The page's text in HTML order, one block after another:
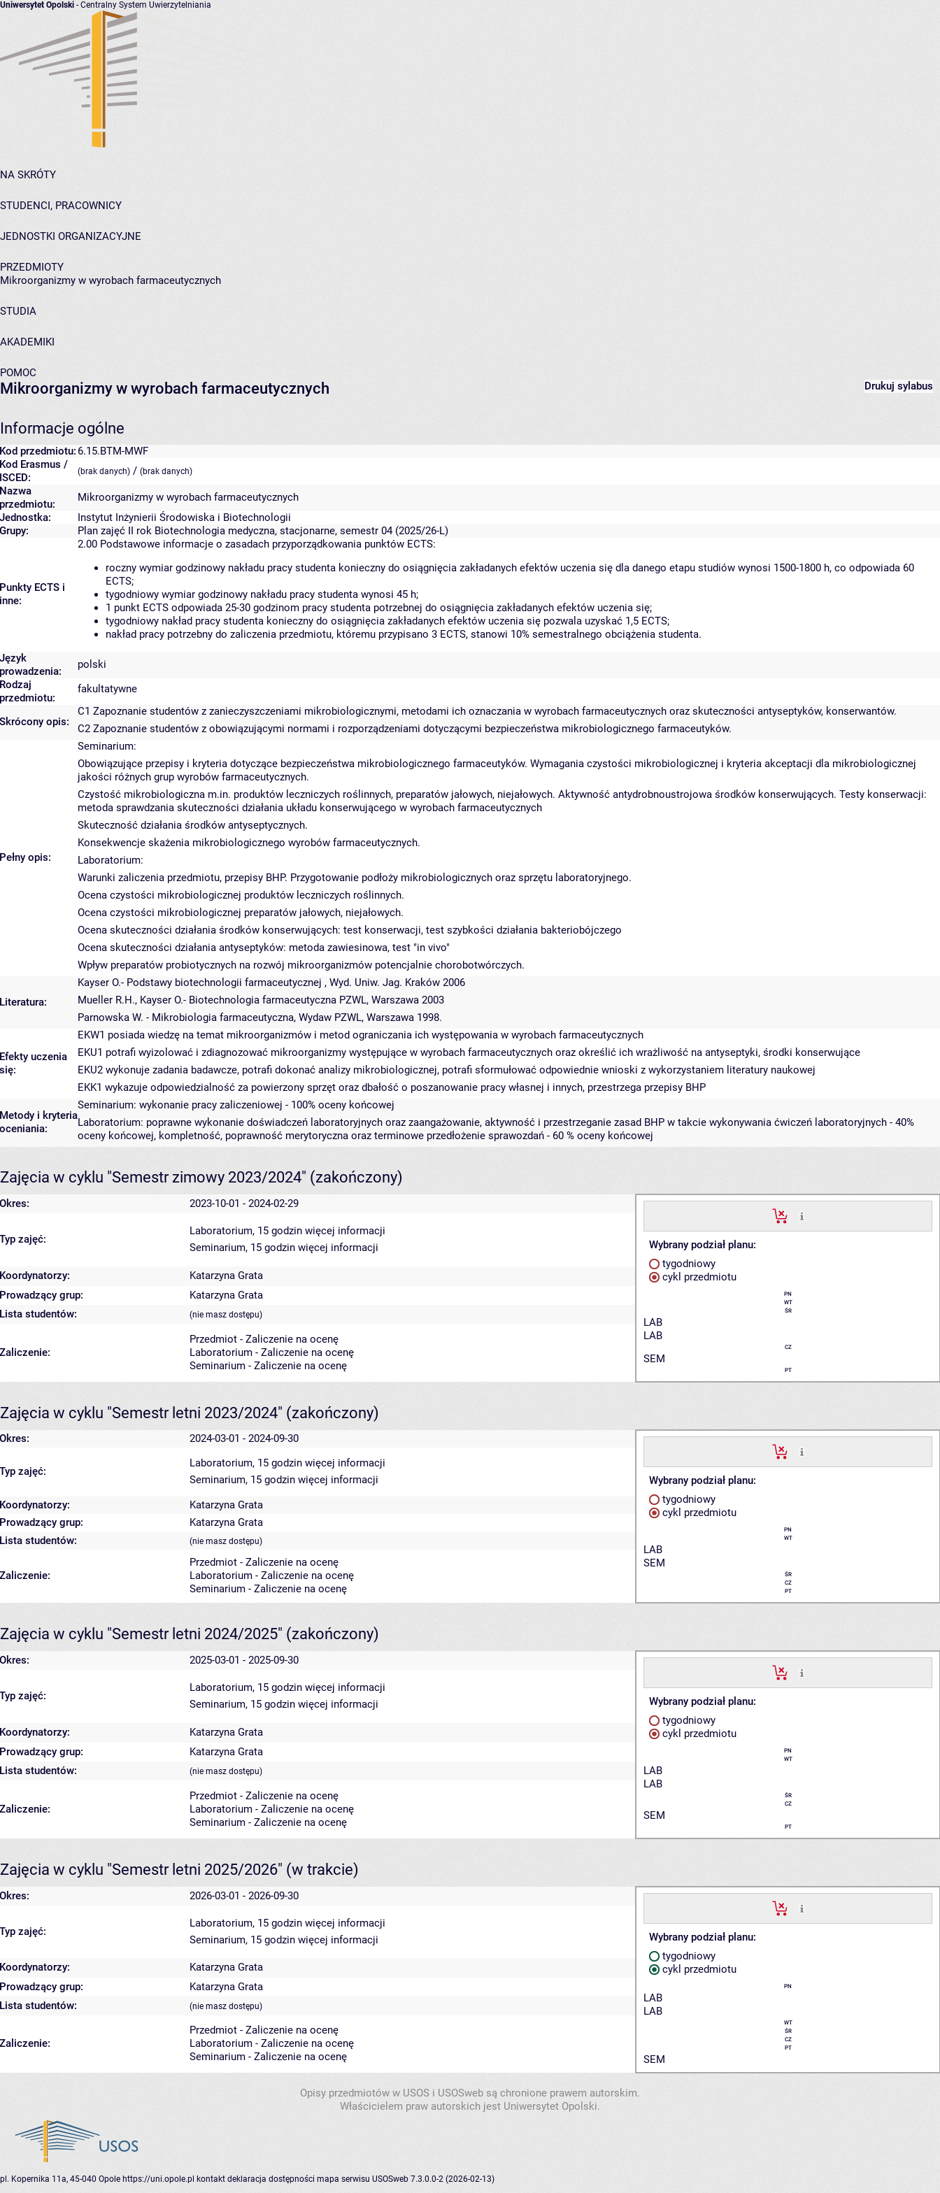
Uniwersytet Opolski - Centralny System Uwierzytelniania
NA SKRÓTY
STUDENCI, PRACOWNICY
JEDNOSTKI ORGANIZACYJNE
PRZEDMIOTY
Mikroorganizmy w wyrobach farmaceutycznych
STUDIA
AKADEMIKI
POMOC
Drukuj sylabus
Mikroorganizmy w wyrobach farmaceutycznych
Informacje ogólne
Kod przedmiotu: 6.15.BTM-MWF
Kod Erasmus /
ISCED:
(brak danych) / (brak danych)
Nazwa
przedmiotu:
Mikroorganizmy w wyrobach farmaceutycznych
Jednostka:
Instytut Inżynierii Środowiska i Biotechnologii
Grupy:
Plan zajęć II rok Biotechnologia medyczna, stacjonarne, semestr 04 (2025/26-L)
Punkty ECTS i
inne:
2.00 Podstawowe informacje o zasadach przyporządkowania punktów ECTS:
roczny wymiar godzinowy nakładu pracy studenta konieczny do osiągnięcia zakładanych efektów uczenia się dla danego etapu studiów wynosi 1500-1800 h, co odpowiada 60
ECTS;
tygodniowy wymiar godzinowy nakładu pracy studenta wynosi 45 h;
1 punkt ECTS odpowiada 25-30 godzinom pracy studenta potrzebnej do osiągnięcia zakładanych efektów uczenia się;
tygodniowy nakład pracy studenta konieczny do osiągnięcia zakładanych efektów uczenia się pozwala uzyskać 1,5 ECTS;
nakład pracy potrzebny do zaliczenia przedmiotu, któremu przypisano 3 ECTS, stanowi 10% semestralnego obciążenia studenta.
Język
prowadzenia:
polski
Rodzaj
przedmiotu:
fakultatywne
Skrócony opis:
C1 Zapoznanie studentów z zanieczyszczeniami mikrobiologicznymi, metodami ich oznaczania w wyrobach farmaceutycznych oraz skuteczności antyseptyków, konserwantów.
C2 Zapoznanie studentów z obowiązującymi normami i rozporządzeniami dotyczącymi bezpieczeństwa mikrobiologicznego farmaceutyków.
Pełny opis:
Seminarium:
Obowiązujące przepisy i kryteria dotyczące bezpieczeństwa mikrobiologicznego farmaceutyków. Wymagania czystości mikrobiologicznej i kryteria akceptacji dla mikrobiologicznej
jakości różnych grup wyrobów farmaceutycznych.
Czystość mikrobiologiczna m.in. produktów leczniczych roślinnych, preparatów jałowych, niejałowych. Aktywność antydrobnoustrojowa środków konserwujących. Testy konserwacji:
metoda sprawdzania skuteczności działania układu konserwującego w wyrobach farmaceutycznych
Skuteczność działania środków antyseptycznych.
Konsekwencje skażenia mikrobiologicznego wyrobów farmaceutycznych.
Laboratorium:
Warunki zaliczenia przedmiotu, przepisy BHP. Przygotowanie podłoży mikrobiologicznych oraz sprzętu laboratoryjnego.
Ocena czystości mikrobiologicznej produktów leczniczych roślinnych.
Ocena czystości mikrobiologicznej preparatów jałowych, niejałowych.
Ocena skuteczności działania środków konserwujących: test konserwacji, test szybkości działania bakteriobójczego
Ocena skuteczności działania antyseptyków: metoda zawiesinowa, test "in vivo"
Wpływ preparatów probiotycznych na rozwój mikroorganizmów potencjalnie chorobotwórczych.
Literatura:
Kayser O.- Podstawy biotechnologii farmaceutycznej , Wyd. Uniw. Jag. Kraków 2006
Mueller R.H., Kayser O.- Biotechnologia farmaceutyczna PZWL, Warszawa 2003
Parnowska W. - Mikrobiologia farmaceutyczna, Wydaw PZWL, Warszawa 1998.
Efekty uczenia
się:
EKW1 posiada wiedzę na temat mikroorganizmów i metod ograniczania ich występowania w wyrobach farmaceutycznych
EKU1 potrafi wyizolować i zdiagnozować mikroorganizmy występujące w wyrobach farmaceutycznych oraz określić ich wrażliwość na antyseptyki, środki konserwujące
EKU2 wykonuje zadania badawcze, potrafi dokonać analizy mikrobiologicznej, potrafi sformułować odpowiednie wnioski z wykorzystaniem literatury naukowej
EKK1 wykazuje odpowiedzialność za powierzony sprzęt oraz dbałość o poszanowanie pracy własnej i innych, przestrzega przepisy BHP
Metody i kryteria
oceniania:
Seminarium: wykonanie pracy zaliczeniowej - 100% oceny końcowej
Laboratorium: poprawne wykonanie doświadczeń laboratoryjnych oraz zaangażowanie, aktywność i przestrzeganie zasad BHP w takcie wykonywania ćwiczeń laboratoryjnych - 40%
oceny końcowej, kompletność, poprawność merytoryczna oraz terminowe przedłożenie sprawozdań - 60 % oceny końcowej
Zajęcia w cyklu "Semestr zimowy 2023/2024" (zakończony)
Okres: 2023-10-01 - 2024-02-29
Wybrany podział planu:
tygodniowy
cykl przedmiotu
PN
WT
ŚR
LAB
LAB
CZ
SEM
PT
Typ zajęć:
Laboratorium, 15 godzin więcej informacji
Seminarium, 15 godzin więcej informacji
Koordynatorzy:
Katarzyna Grata
Prowadzący grup:
Katarzyna Grata
Lista studentów:
(nie masz dostępu)
Zaliczenie:
Przedmiot - Zaliczenie na ocenę
Laboratorium - Zaliczenie na ocenę
Seminarium - Zaliczenie na ocenę
Zajęcia w cyklu "Semestr letni 2023/2024" (zakończony)
Okres: 2024-03-01 - 2024-09-30
Wybrany podział planu:
tygodniowy
cykl przedmiotu
PN
WT
LAB
SEM
ŚR
CZ
PT
Typ zajęć:
Laboratorium, 15 godzin więcej informacji
Seminarium, 15 godzin więcej informacji
Koordynatorzy:
Katarzyna Grata
Prowadzący grup:
Katarzyna Grata
Lista studentów:
(nie masz dostępu)
Zaliczenie:
Przedmiot - Zaliczenie na ocenę
Laboratorium - Zaliczenie na ocenę
Seminarium - Zaliczenie na ocenę
Zajęcia w cyklu "Semestr letni 2024/2025" (zakończony)
Okres: 2025-03-01 - 2025-09-30
Wybrany podział planu:
tygodniowy
cykl przedmiotu
PN
WT
LAB
LAB
ŚR
CZ
SEM
PT
Typ zajęć:
Laboratorium, 15 godzin więcej informacji
Seminarium, 15 godzin więcej informacji
Koordynatorzy:
Katarzyna Grata
Prowadzący grup:
Katarzyna Grata
Lista studentów:
(nie masz dostępu)
Zaliczenie:
Przedmiot - Zaliczenie na ocenę
Laboratorium - Zaliczenie na ocenę
Seminarium - Zaliczenie na ocenę
Zajęcia w cyklu "Semestr letni 2025/2026" (w trakcie)
Okres: 2026-03-01 - 2026-09-30
Wybrany podział planu:
tygodniowy
cykl przedmiotu
PN
LAB
LAB
WT
ŚR
CZ
PT
SEM
Typ zajęć:
Laboratorium, 15 godzin więcej informacji
Seminarium, 15 godzin więcej informacji
Koordynatorzy:
Katarzyna Grata
Prowadzący grup:
Katarzyna Grata
Lista studentów:
(nie masz dostępu)
Zaliczenie:
Przedmiot - Zaliczenie na ocenę
Laboratorium - Zaliczenie na ocenę
Seminarium - Zaliczenie na ocenę
Opisy przedmiotów w USOS i USOSweb są chronione prawem autorskim.
Właścicielem praw autorskich jest Uniwersytet Opolski.
pl. Kopernika 11a, 45-040 Opole https://uni.opole.pl kontakt deklaracja dostępności mapa serwisu USOSweb 7.3.0.0-2 (2026-02-13)